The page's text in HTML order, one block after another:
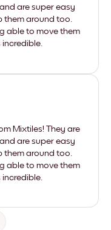
are super easy
them around too.
able to move them
Mixtiles! They are
are super easy
them around too.
able to move them